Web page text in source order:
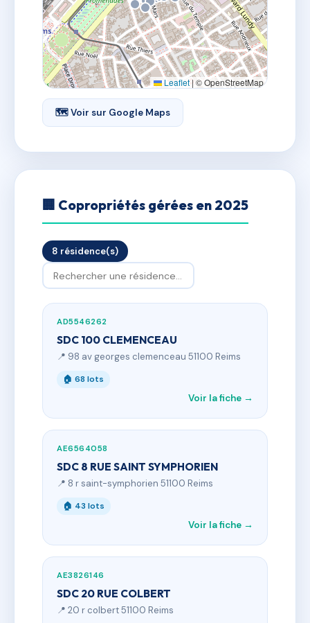
Leaflet | © OpenStreetMap
🗺 Voir sur Google Maps
🏢 Copropriétés gérées en 2025
8 résidence(s)
AD5546262
SDC 100 CLEMENCEAU
📍 98 av georges clemenceau 51100 Reims
🏠 68 lots
Voir la fiche →
AE6564058
SDC 8 RUE SAINT SYMPHORIEN
📍 8 r saint-symphorien 51100 Reims
🏠 43 lots
Voir la fiche →
AE3826146
SDC 20 RUE COLBERT
📍 20 r colbert 51100 Reims